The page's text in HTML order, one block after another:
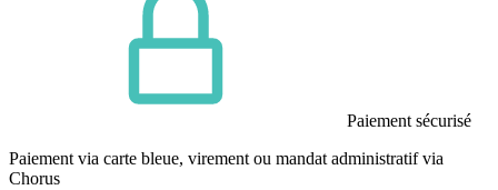
Paiement sécurisé
Paiement via carte bleue, virement ou mandat administratif via
Chorus